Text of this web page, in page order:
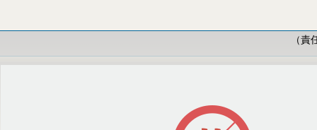
（責